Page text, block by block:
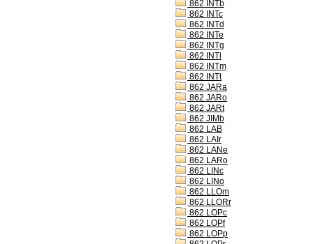
862 INTb
862 INTc
862 INTd
862 INTe
862 INTg
862 INTl
862 INTm
862 INTt
862 JARa
862 JARo
862 JARt
862 JIMb
862 LAB
862 LAIr
862 LANe
862 LARo
862 LINc
862 LINo
862 LLOm
862 LLORr
862 LOPc
862 LOPf
862 LOPp